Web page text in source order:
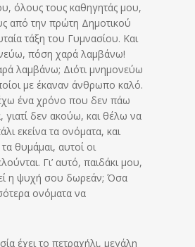
όλους τους καθηγητάς μου,
από την πρώτη Δημοτικού
τάξη του Γυμνασίου. Και
πόση χαρά λαμβάνω!
λαμβάνω; Διότι μνημονεύω
με έκαναν άνθρωπο καλό.
ένα χρόνο που δεν πάω
γιατί δεν ακούω, και θέλω να
εκείνα τα ονόματα, και
θυμάμαι, αυτοί οι
Γι’ αυτό, παιδάκι μου,
η ψυχή σου δωρεάν; Όσα
ονόματα να
έχει το πετραχήλι, μεγάλη